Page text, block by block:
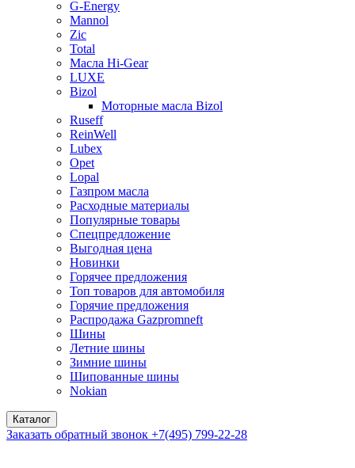
G-Energy
Mannol
Zic
Total
Масла Hi-Gear
LUXE
Bizol
Моторные масла Bizol
Ruseff
ReinWell
Lubex
Opet
Lopal
Газпром масла
Расходные материалы
Популярные товары
Спецпредложение
Выгодная цена
Новинки
Горячее предложения
Топ товаров для автомобиля
Горячие предложения
Распродажа Gazpromneft
Шины
Летние шины
Зимние шины
Шипованные шины
Nokian
Каталог
Заказать обратный звонок +7(495) 799-22-28